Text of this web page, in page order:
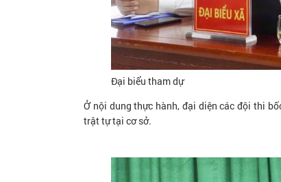
Đại biểu tham dự
Ở nội dung thực hành, đại diện các đội thi
trật tự tại cơ sở.